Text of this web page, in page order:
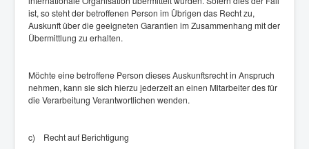
ist, so steht der betroffenen Person im Übrigen das Recht zu,
Auskunft über die geeigneten Garantien im Zusammenhang mit der
Übermittlung zu erhalten.
Möchte eine betroffene Person dieses Auskunftsrecht in Anspruch
nehmen, kann sie sich hierzu jederzeit an einen Mitarbeiter des für
die Verarbeitung Verantwortlichen wenden.
c) Recht auf Berichtigung